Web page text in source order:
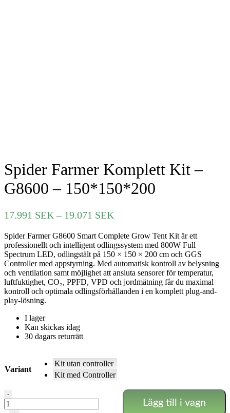
Spider Farmer Komplett Kit –
G8600 – 150*150*200
17.991 SEK – 19.071 SEK
till
19.071 SEK
Spider Farmer G8600 Smart Complete Grow Tent Kit är ett
professionellt och intelligent odlingssystem med 800W Full
Spectrum LED, odlingstält på 150 × 150 × 200 cm och GGS
Controller med appstyrning. Med automatisk kontroll av belysning
och ventilation samt möjlighet att ansluta sensorer för temperatur,
luftfuktighet, CO₂, PPFD, VPD och jordmätning får du maximal
kontroll och optimala odlingsförhållanden i en komplett plug-and-
play-lösning.
I lager
Kan skickas idag
30 dagars returrätt
Variant
Kit utan controller
Kit med Controller
Spider
Farmer
-
Lägg till i vagn